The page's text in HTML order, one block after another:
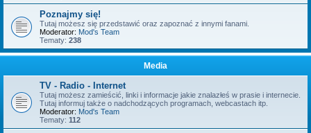
Poznajmy się!
Tutaj możesz się przedstawić oraz zapoznać z innymi fanami.
Moderator: Mod's Team
Tematy: 238
Media
TV - Radio - Internet
Tutaj możesz zamieścić, linki i informacje jakie znalazłeś w prasie i internecie.
Tutaj informuj także o nadchodzących programach, webcastach itp.
Moderator: Mod's Team
Tematy: 112